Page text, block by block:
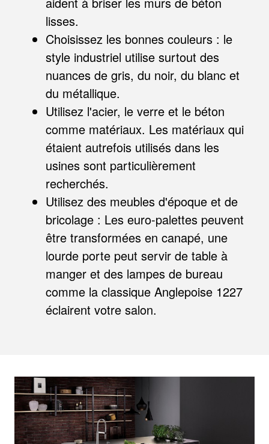
lisses.
Choisissez les bonnes couleurs : le
style industriel utilise surtout des
nuances de gris, du noir, du blanc et
du métallique.
Utilisez l'acier, le verre et le béton
comme matériaux. Les matériaux qui
étaient autrefois utilisés dans les
usines sont particulièrement
recherchés.
Utilisez des meubles d'époque et de
bricolage : Les euro-palettes peuvent
être transformées en canapé, une
lourde porte peut servir de table à
manger et des lampes de bureau
comme la classique Anglepoise 1227
éclairent votre salon.